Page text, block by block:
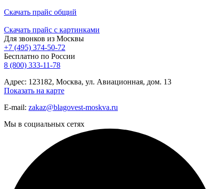
Скачать прайс общий
Скачать прайс с картинками
Для звонков из Москвы
+7 (495) 374-50-72
Бесплатно по России
8 (800) 333-11-78
Адрес: 123182, Москва, ул. Авиационная, дом. 13
Показать на карте
E-mail: zakaz@blagovest-moskva.ru
Мы в социальных сетях